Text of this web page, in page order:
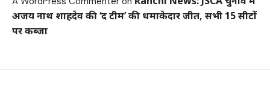
अजय नाथ शाहदेव की ‘द टीम’ की धमाकेदार जीत, सभी 15 सीटों
पर कब्जा